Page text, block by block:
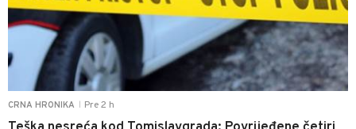
CRNA HRONIKA Pre 2 h